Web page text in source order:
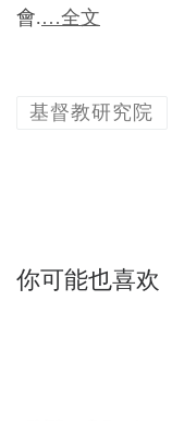
會.…全文
基督教研究院
你可能也喜欢